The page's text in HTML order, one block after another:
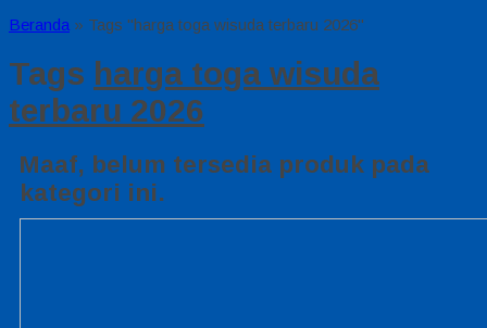
Beranda » Tags "harga toga wisuda terbaru 2026"
Tags harga toga wisuda
terbaru 2026
Maaf, belum tersedia produk pada
kategori ini.